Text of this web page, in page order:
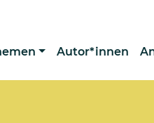
Autor*innen